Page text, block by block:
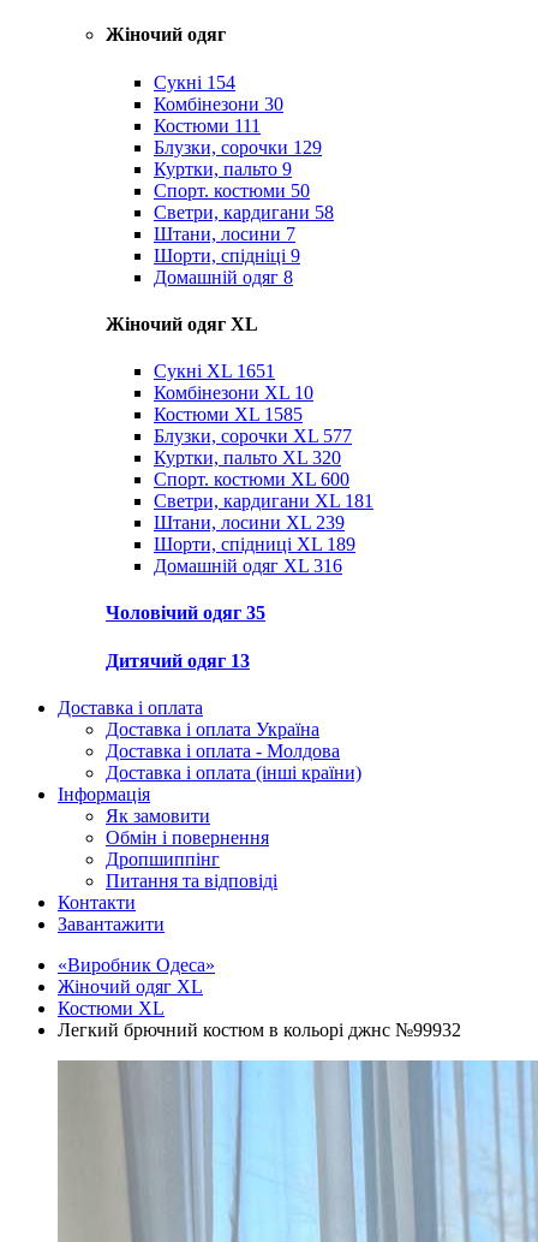
Жіночий одяг
Сукні 154
Комбінезони 30
Костюми 111
Блузки, сорочки 129
Куртки, пальто 9
Спорт. костюми 50
Светри, кардигани 58
Штани, лосини 7
Шорти, спідніці 9
Домашній одяг 8
Жіночий одяг XL
Cукні XL 1651
Комбінезони XL 10
Костюми XL 1585
Блузки, сорочки XL 577
Куртки, пальто XL 320
Спорт. костюми XL 600
Светри, кардигани XL 181
Штани, лосини XL 239
Шорти, спідниці XL 189
Домашній одяг XL 316
Чоловічий одяг 35
Дитячий одяг 13
Доставка і оплата
Доставка і оплата Україна
Доставка і оплата - Молдова
Доставка і оплата (інші країни)
Інформація
Як замовити
Обмін і повернення
Дропшиппінг
Питання та відповіді
Контакти
Завантажити
«Виробник Одеса»
Жіночий одяг XL
Костюми XL
Легкий брючний костюм в кольорі джнс №99932